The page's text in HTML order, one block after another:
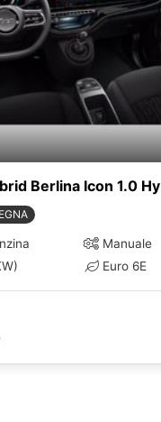
Berlina Icon 1.0 Hy
Manuale
Euro 6E